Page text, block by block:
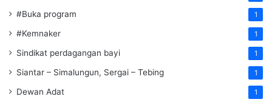
#Buka program 1
#Kemnaker 1
Sindikat perdagangan bayi 1
Siantar – Simalungun, Sergai – Tebing 1
Dewan Adat 1